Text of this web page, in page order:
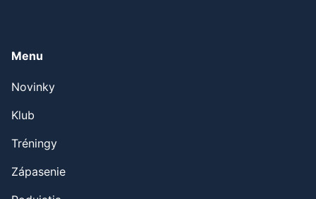
Menu
Novinky
Klub
Tréningy
Zápasenie